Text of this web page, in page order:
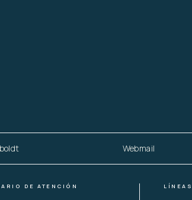
Webmail
DE ATENCIÓN